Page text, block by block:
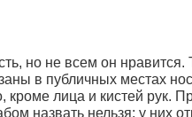
но не всем он
в публичных местах
лица и кистей рук.
назвать нельзя: у них